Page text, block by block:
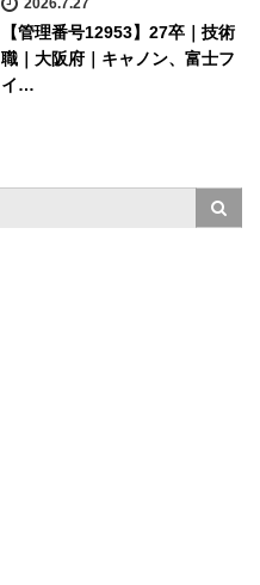
2026.7.27
【管理番号12953】27卒｜技術
職｜大阪府｜キャノン、富士フ
イ…